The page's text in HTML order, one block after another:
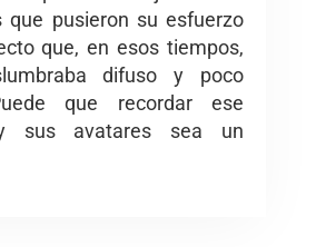
que pusieron su esfuerzo
que, en esos tiempos,
difuso y poco
que recordar ese
sus avatares sea un